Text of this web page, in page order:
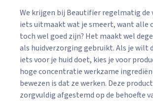
We krijgen bij Beautifier regelmatig de
iets uitmaakt wat je smeert, want alle
toch wel goed zijn? Het maakt wel
als huidverzorging gebruikt. Als je wilt
iets voor je huid doet, kies je voor
hoge concentratie werkzame
bewezen is dat ze werken. Deze
zorgvuldig afgestemd op de behoefte